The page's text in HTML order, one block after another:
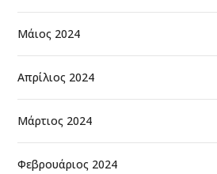
Μάιος 2024
Απρίλιος 2024
Μάρτιος 2024
Φεβρουάριος 2024